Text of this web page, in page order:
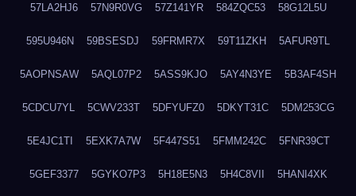
57LA2HJ6 57N9R0VG 57Z141YR 584ZQC53 58G12L5U
595U946N 59BSESDJ 59FRMR7X 59T11ZKH 5AFUR9TL
5AOPNSAW 5AQL07P2 5ASS9KJO 5AY4N3YE 5B3AF4SH
5CDCU7YL 5CWV233T 5DFYUFZ0 5DKYT31C 5DM253CG
5E4JC1TI 5EXK7A7W 5F447S51 5FMM242C 5FNR39CT
5GEF3377 5GYKO7P3 5H18E5N3 5H4C8VII 5HANI4XK